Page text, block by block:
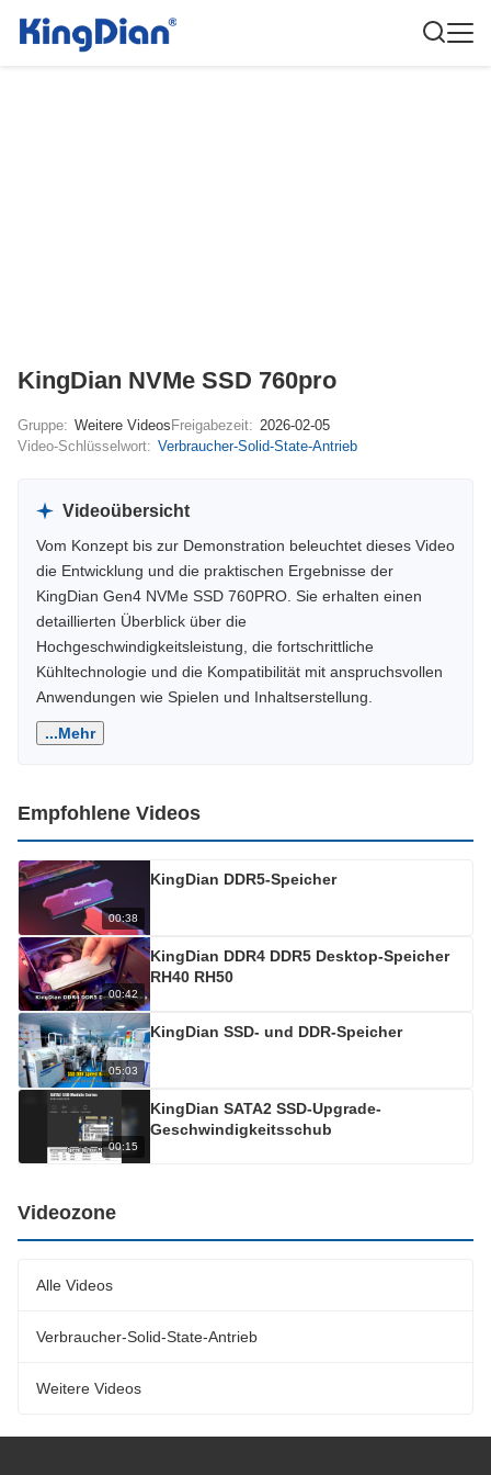
KingDian NVMe SSD 760pro
Gruppe: Weitere Videos Freigabezeit: 2026-02-05
Video-Schlüsselwort: Verbraucher-Solid-State-Antrieb
Videoübersicht
Vom Konzept bis zur Demonstration beleuchtet dieses Video
die Entwicklung und die praktischen Ergebnisse der
KingDian Gen4 NVMe SSD 760PRO. Sie erhalten einen
detaillierten Überblick über die
Hochgeschwindigkeitsleistung, die fortschrittliche
Kühltechnologie und die Kompatibilität mit anspruchsvollen
Anwendungen wie Spielen und Inhaltserstellung.
...Mehr
Empfohlene Videos
00:38
KingDian DDR5-Speicher
00:42
KingDian DDR4 DDR5 Desktop-Speicher
RH40 RH50
05:03
KingDian SSD- und DDR-Speicher
00:15
KingDian SATA2 SSD-Upgrade-
Geschwindigkeitsschub
Videozone
Alle Videos
Verbraucher-Solid-State-Antrieb
Weitere Videos